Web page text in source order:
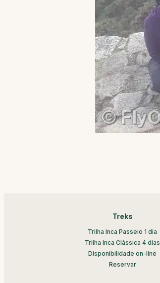
Treks
Trilha Inca Passeio 1 dia
Trilha Inca Clássica 4 dias
Disponibilidade on-line
Reservar